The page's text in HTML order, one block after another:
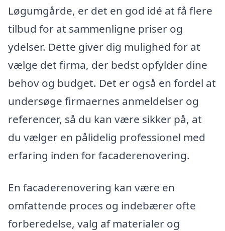
Løgumgårde, er det en god idé at få flere
tilbud for at sammenligne priser og
ydelser. Dette giver dig mulighed for at
vælge det firma, der bedst opfylder dine
behov og budget. Det er også en fordel at
undersøge firmaernes anmeldelser og
referencer, så du kan være sikker på, at
du vælger en pålidelig professionel med
erfaring inden for facaderenovering.
En facaderenovering kan være en
omfattende proces og indebærer ofte
forberedelse, valg af materialer og